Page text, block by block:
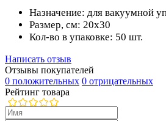
Назначение: для вакуумной
Размер, см: 20х30
Кол-во в упаковке: 50 шт.
Написать отзыв
Отзывы покупателей
0 положительных 0 отрицательных
Рейтинг товара